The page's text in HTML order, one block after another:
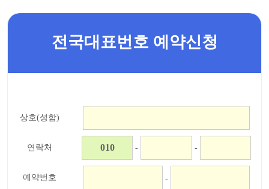
전국대표번호 예약신청
상호(성함)
연락처 - -
예약번호 -